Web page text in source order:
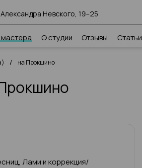
Невского, 19–25
О студии Отзывы Статьи
/ на Прокшино
Лами и коррекция/